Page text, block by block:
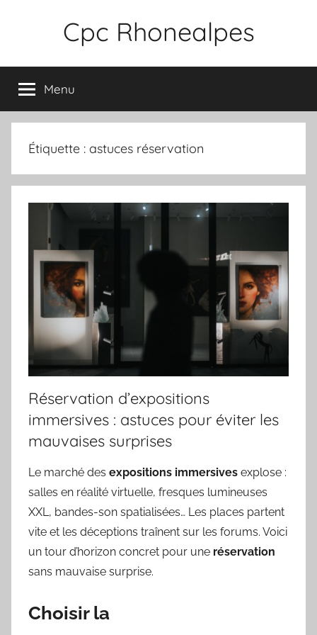
Cpc Rhonealpes
Menu
Étiquette : astuces réservation
Réservation d’expositions
immersives : astuces pour éviter les
mauvaises surprises
Le marché des expositions immersives explose :
salles en réalité virtuelle, fresques lumineuses
XXL, bandes-son spatialisées… Les places partent
vite et les déceptions traînent sur les forums. Voici
un tour d’horizon concret pour une réservation
sans mauvaise surprise.
Choisir la